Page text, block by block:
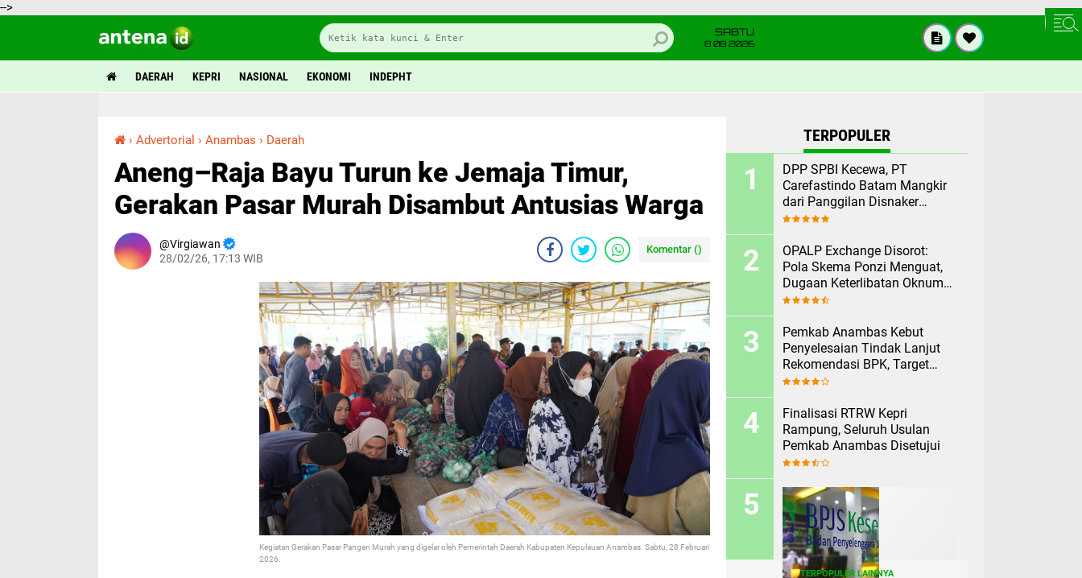
-->
SABTU
8 08 2026
DAERAH KEPRI NASIONAL EKONOMI INDEPHT
› Advertorial › Anambas › Daerah
Aneng–Raja Bayu Turun ke Jemaja Timur,
Gerakan Pasar Murah Disambut Antusias Warga
Virgiawan
28/02/26, 17:13 WIB
Komentar ()
Kegiatan Gerakan Pasar Pangan Murah yang digelar oleh Pemerintah Daerah Kabupaten Kepulauan Anambas. Sabtu, 28 Februari
2026.
TERPOPULER
DPP SPBI Kecewa, PT
Carefastindo Batam Mangkir
dari Panggilan Disnaker
Terkait PHK Sepihak
OPALP Exchange Disorot:
Pola Skema Ponzi Menguat,
Dugaan Keterlibatan Oknum
ASN melanggar Aturan.
Pemkab Anambas Kebut
Penyelesaian Tindak Lanjut
Rekomendasi BPK, Target
Rampung Sebelum 2 Agustus
Finalisasi RTRW Kepri
Rampung, Seluruh Usulan
Pemkab Anambas Disetujui
TERPOPULER LAINNYA